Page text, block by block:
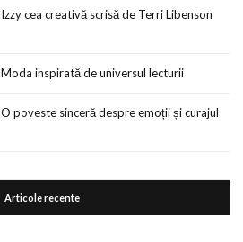
Izzy cea creativă scrisă de Terri Libenson
Moda inspirată de universul lecturii
O poveste sinceră despre emoții și curajul
Articole recente